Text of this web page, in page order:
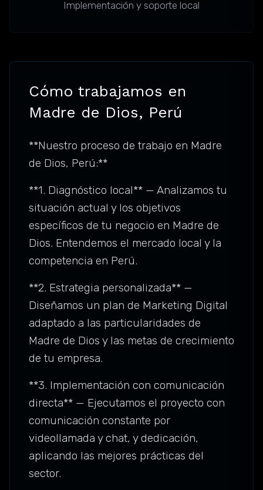
Implementación y soporte local
Cómo trabajamos en
Madre de Dios, Perú
**Nuestro proceso de trabajo en Madre
de Dios, Perú:**
**1. Diagnóstico local** — Analizamos tu
situación actual y los objetivos
específicos de tu negocio en Madre de
Dios. Entendemos el mercado local y la
competencia en Perú.
**2. Estrategia personalizada** —
Diseñamos un plan de Marketing Digital
adaptado a las particularidades de
Madre de Dios y las metas de crecimiento
de tu empresa.
**3. Implementación con comunicación
directa** — Ejecutamos el proyecto con
comunicación constante por
videollamada y chat, y dedicación,
aplicando las mejores prácticas del
sector.